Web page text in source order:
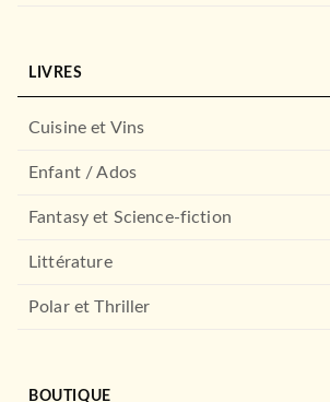
LIVRES
Cuisine et Vins
Enfant / Ados
Fantasy et Science-fiction
Littérature
Polar et Thriller
BOUTIQUE